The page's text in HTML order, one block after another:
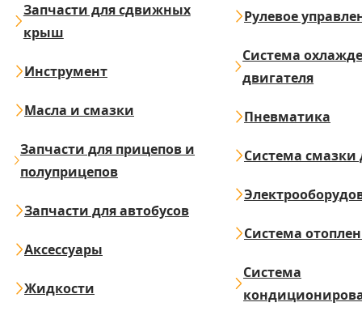
Запчасти для сдвижных
крыш
Инструмент
Масла и смазки
Запчасти для прицепов и
полуприцепов
Запчасти для автобусов
Аксессуары
Жидкости
Рулевое
Система
двигателя
Пневматика
Система смазки
Система
Система